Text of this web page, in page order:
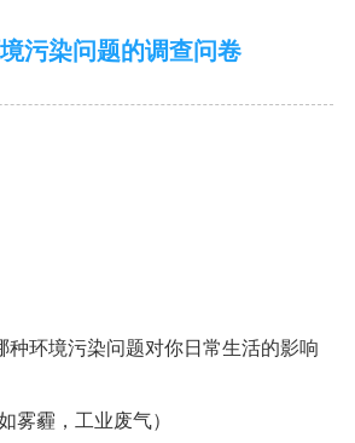
污染问题的调查问卷
种环境污染问题对你日常生活的影响
雾霾，工业废气）